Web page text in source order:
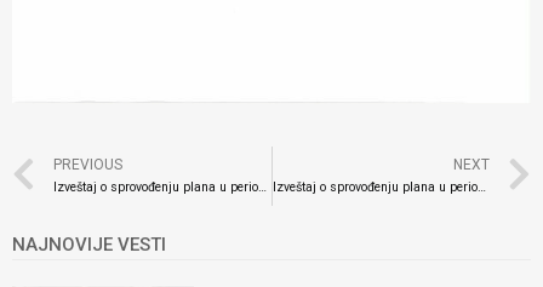
PREVIOUS
Izveštaj o sprovođenju plana u periodu od 1.4.2024. do 30.6.2024. godine
NEXT
Izveštaj o sprovođenju plana u periodu od 1.10.2024. godine do 31.12.2024. godine
NAJNOVIJE VESTI